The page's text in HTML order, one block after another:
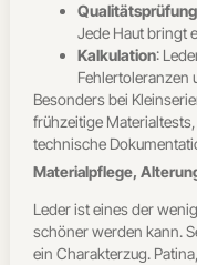
Qualitätsprüfung
Jede Haut bringt
Kalkulation:
Fehlertoleranzen
Besonders bei
frühzeitige
technische
Materialpflege,
Leder ist eines der
schöner werden kann.
ein Charakterzug.